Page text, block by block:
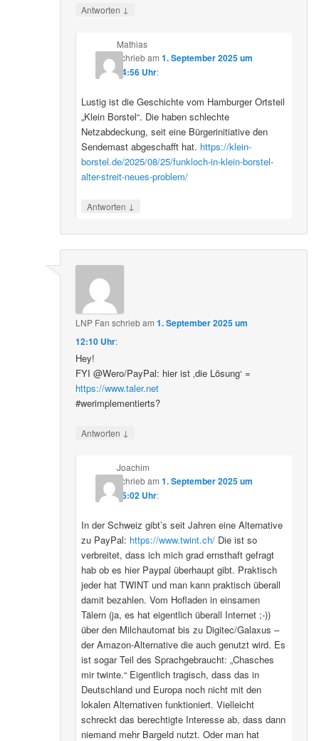
Antworten ↓
Mathias
schriebam 1. September 2025 um
14:56 Uhr:
Lustig ist die Geschichte vom Hamburger Ortsteil
„Klein Borstel“. Die haben schlechte
Netzabdeckung, seit eine Bürgerinitiative den
Sendemast abgeschafft hat. https://klein-
borstel.de/2025/08/25/funkloch-in-klein-borstel-
alter-streit-neues-problem/
Antworten ↓
LNP Fan schriebam1. September 2025 um
12:10 Uhr:
Hey!
FYI @Wero/PayPal: hier ist ‚die Lösung‘ =
https://www.taler.net
#werimplementierts?
Antworten ↓
Joachim
schriebam 1. September 2025 um
15:02 Uhr:
In der Schweiz gibt’s seit Jahren eine Alternative
zu PayPal: https://www.twint.ch/Die ist so
verbreitet, dass ich mich grad ernsthaft gefragt
hab ob es hier Paypal überhaupt gibt. Praktisch
jeder hat TWINT und man kann praktisch überall
damit bezahlen. Vom Hofladen in einsamen
Tälern (ja, es hat eigentlich überall Internet ;-))
über den Milchautomat bis zu Digitec/Galaxus –
der Amazon-Alternative die auch genutzt wird. Es
ist sogar Teil des Sprachgebraucht: „Chasches
mir twinte.“ Eigentlich tragisch, dass das in
Deutschland und Europa noch nicht mit den
lokalen Alternativen funktioniert. Vielleicht
schreckt das berechtigte Interesse ab, dass dann
niemand mehr Bargeld nutzt. Oder man hat